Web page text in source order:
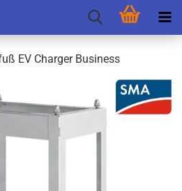
EV Char­ger Busi­ness